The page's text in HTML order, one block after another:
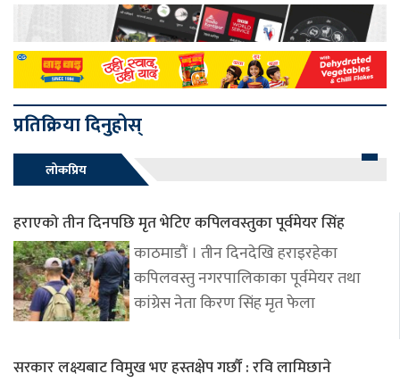
प्रतिक्रिया दिनुहोस्
लोकप्रिय
हराएको तीन दिनपछि मृत भेटिए कपिलवस्तुका पूर्वमेयर सिंह
काठमाडौं । तीन दिनदेखि हराइरहेका
कपिलवस्तु नगरपालिकाका पूर्वमेयर तथा
कांग्रेस नेता किरण सिंह मृत फेला
सरकार लक्ष्यबाट विमुख भए हस्तक्षेप गर्छौं : रवि लामिछाने